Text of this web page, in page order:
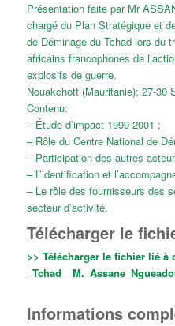
Présentation faite par Mr
chargé du Plan Stratégique et
de Déminage du Tchad lors du
africains francophones de
explosifs de guerre.
Nouakchott (Mauritanie); 27-30
Contenu:
– Étude d’impact 1999-2001 ;
– Rôle du Centre National de
– Participation des autres
– L’identification et
– Le rôle des fournisseurs des
secteur d’activité.
Télécharger le
>> Télécharger le fichier lié à
Informations